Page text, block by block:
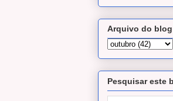
Arquivo do blog
Pesquisar este